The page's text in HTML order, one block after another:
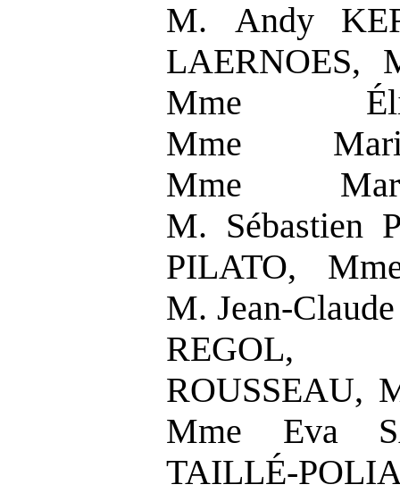
M. Andy
LAERNOES,
Mme
Mme
Mme
M. Sébastien
PILATO,
M. Jean-
REGOL,
ROUSSEAU,
Mme Eva
TAILLÉ-